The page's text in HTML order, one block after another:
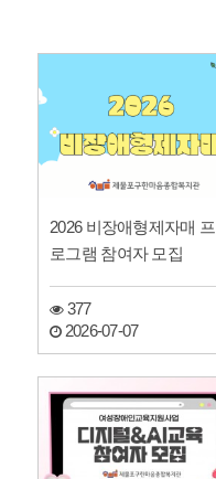
2026 비장애형제자매 프
로그램 참여자 모집
377
2026-07-07